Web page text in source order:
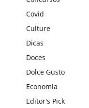
Covid
Culture
Dicas
Doces
Dolce Gusto
Economia
Editor's Pick